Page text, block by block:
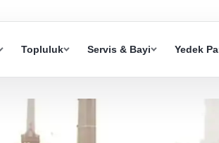
Topluluk Servis & Bayi Yedek